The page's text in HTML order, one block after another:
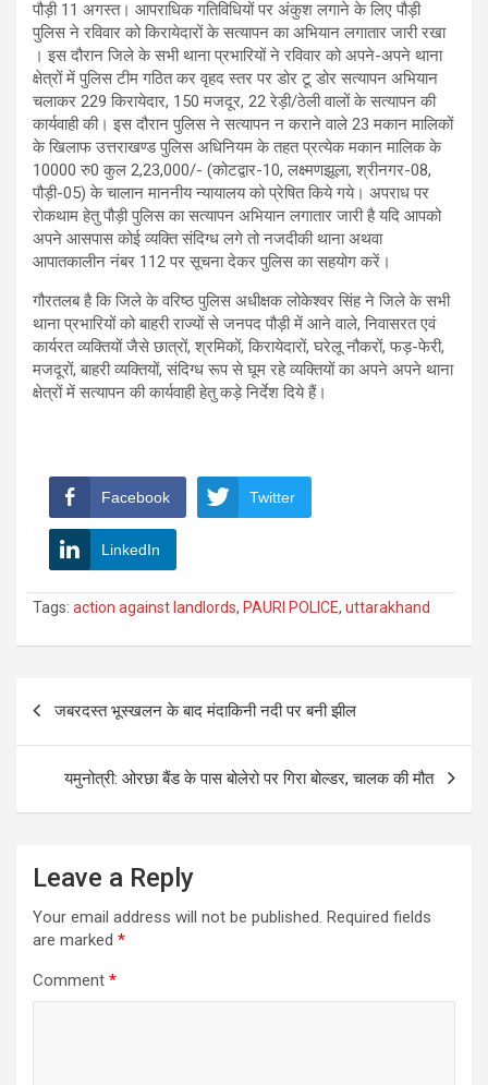
पौड़ी 11 अगस्त। आपराधिक गतिविधियों पर अंकुश लगाने के लिए पौड़ी
पुलिस ने रविवार को किरायेदारों के सत्यापन का अभियान लगातार जारी रखा
। इस दौरान जिले के सभी थाना प्रभारियों ने रविवार को अपने-अपने थाना
क्षेत्रों में पुलिस टीम गठित कर वृहद स्तर पर डोर टू डोर सत्यापन अभियान
चलाकर 229 किरायेदार, 150 मजदूर, 22 रेड़ी/ठेली वालों के सत्यापन की
कार्यवाही की। इस दौरान पुलिस ने सत्यापन न कराने वाले 23 मकान मालिकों
के खिलाफ उत्तराखण्ड पुलिस अधिनियम के तहत प्रत्येक मकान मालिक के
10000 रु0 कुल 2,23,000/- (कोटद्वार-10, लक्ष्मणझूला, श्रीनगर-08,
पौड़ी-05) के चालान माननीय न्यायालय को प्रेषित किये गये। अपराध पर
रोकथाम हेतु पौड़ी पुलिस का सत्यापन अभियान लगातार जारी है यदि आपको
अपने आसपास कोई व्यक्ति संदिग्ध लगे तो नजदीकी थाना अथवा
आपातकालीन नंबर 112 पर सूचना देकर पुलिस का सहयोग करें।
गौरतलब है कि जिले के वरिष्ठ पुलिस अधीक्षक लोकेश्वर सिंह ने जिले के सभी
थाना प्रभारियों को बाहरी राज्यों से जनपद पौड़ी में आने वाले, निवासरत एवं
कार्यरत व्यक्तियों जैसे छात्रों, श्रमिकों, किरायेदारों, घरेलू नौकरों, फड़-फेरी,
मजदूरों, बाहरी व्यक्तियों, संदिग्ध रूप से घूम रहे व्यक्तियों का अपने अपने थाना
क्षेत्रों में सत्यापन की कार्यवाही हेतु कड़े निर्देश दिये हैं।
Facebook Twitter
LinkedIn
Tags: action against landlords, PAURI POLICE, uttarakhand
navigation
जबरदस्त भूस्खलन के बाद मंदाकिनी नदी पर बनी झील
यमुनोत्री: ओरछा बैंड के पास बोलेरो पर गिरा बोल्डर, चालक की मौत
Leave a Reply
Your email address will not be published. Required fields
are marked *
Comment *